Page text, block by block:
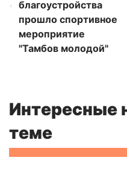
благоустройства
прошло спортивное
мероприятие
"Тамбов молодой"
Интересные
теме